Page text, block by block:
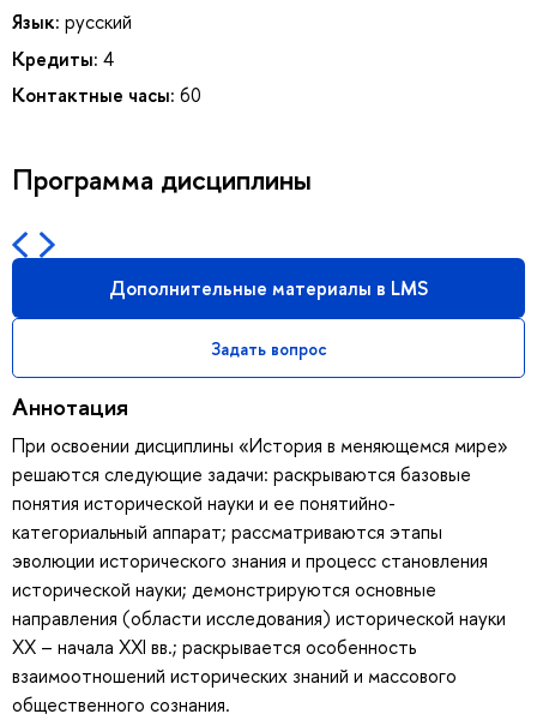
Язык: русский
Кредиты: 4
Контактные часы: 60
Программа дисциплины
Дополнительные материалы в LMS
Задать вопрос
Аннотация
При освоении дисциплины «История в меняющемся мире»
решаются следующие задачи: раскрываются базовые
понятия исторической науки и ее понятийно-
категориальный аппарат; рассматриваются этапы
эволюции исторического знания и процесс становления
исторической науки; демонстрируются основные
направления (области исследования) исторической науки
XX – начала ХХI вв.; раскрывается особенность
взаимоотношений исторических знаний и массового
общественного сознания.